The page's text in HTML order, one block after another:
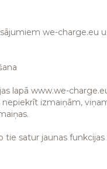
we-charge.eu
lapā www.we-
izmaiņām,
satur jaunas